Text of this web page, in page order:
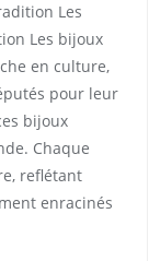
Les
Les bijoux
en culture,
pour leur
bijoux
Chaque
reflétant
enracinés